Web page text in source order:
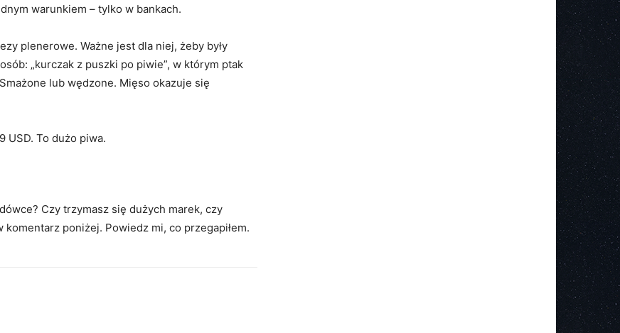
warunkiem – tylko w bankach.
plenerowe. Ważne jest dla niej, żeby były
„kurczak z puszki po piwie”, w którym ptak
lub wędzone. Mięso okazuje się
USD. To dużo piwa.
Czy trzymasz się dużych marek, czy
poniżej. Powiedz mi, co przegapiłem.